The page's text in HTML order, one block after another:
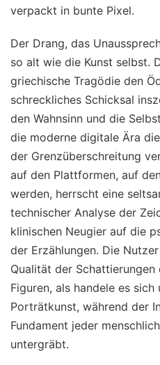
verpackt in bunte Pixel.
Der Drang, das
so alt wie die Kunst selbst.
griechische Tragödie den
schreckliches Schicksal
den Wahnsinn und die
die moderne digitale Ära
der Grenzüberschreitung
auf den Plattformen, auf
werden, herrscht eine
technischer Analyse der
klinischen Neugier auf die
der Erzählungen. Die
Qualität der
Figuren, als handele es sich
Porträtkunst, während der
Fundament jeder
untergräbt.